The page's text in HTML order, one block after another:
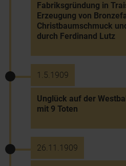
Fabriksgründung in
Erzeugung von
Christbaumschmuck
durch Ferdinand Lutz
1.5.1909
Unglück auf der
mit 9 Toten
26.11.1909